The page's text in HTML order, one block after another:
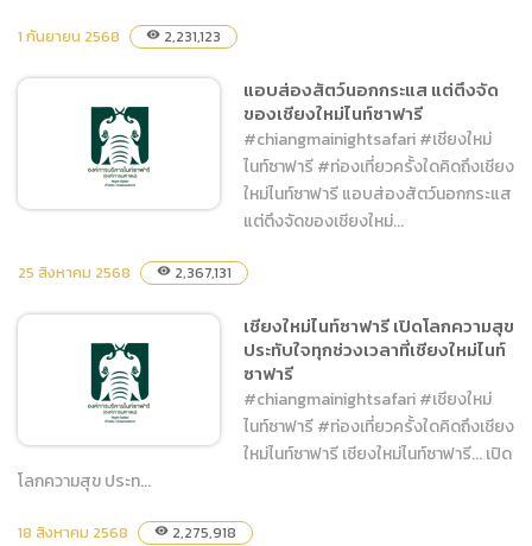
น้ำพุดนตรี (Musical
แสง สี เสียง ยามค่ำคืน
1 กันยายน 2568 visibility 2,231,123
ตึงจัดของเชียงใหม่ไนท์
แอบส่องสัตว์นอกกระแส แต่ตึงจัด
ของเชียงใหม่ไนท์ซาฟารี
#chiangmainightsafari #เชียงใหม่
ไนท์ซาฟารี #ท่องเที่ยวครั้งใดคิดถึงเชียง
ใหม่ไนท์ซาฟารี แอบส่องสัตว์นอกกระแส
แต่ตึงจัดของเชียงใหม่...
25 สิงหาคม 2568 visibility 2,367,131
เชียงใหม่ไนท์ซาฟารี เปิดโลก
เชียงใหม่ไนท์ซาฟารี เปิดโลกความสุข
ประทับใจทุกช่วงเวลาที่เชียงใหม่ไนท์
ซาฟารี
#chiangmainightsafari #เชียงใหม่
ไนท์ซาฟารี #ท่องเที่ยวครั้งใดคิดถึงเชียง
ใหม่ไนท์ซาฟารี เชียงใหม่ไนท์ซาฟารี... เปิด
โลกความสุข ประท...
18 สิงหาคม 2568 visibility 2,275,918